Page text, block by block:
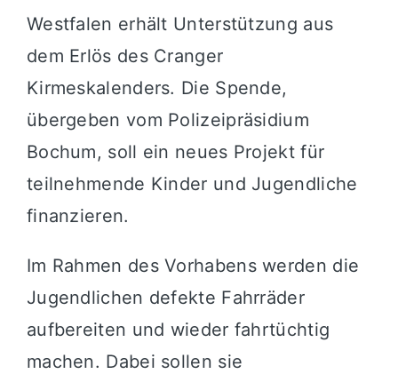
Westfalen erhält Unterstützung aus
dem Erlös des Cranger
Kirmeskalenders. Die Spende,
übergeben vom Polizeipräsidium
Bochum, soll ein neues Projekt für
teilnehmende Kinder und Jugendliche
finanzieren.
Im Rahmen des Vorhabens werden die
Jugendlichen defekte Fahrräder
aufbereiten und wieder fahrtüchtig
machen. Dabei sollen sie